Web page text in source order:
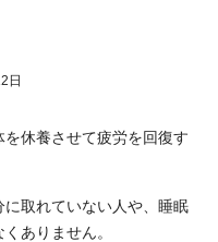
日
休養させて疲労を回復す
に取れていない人や、睡眠
ありません。